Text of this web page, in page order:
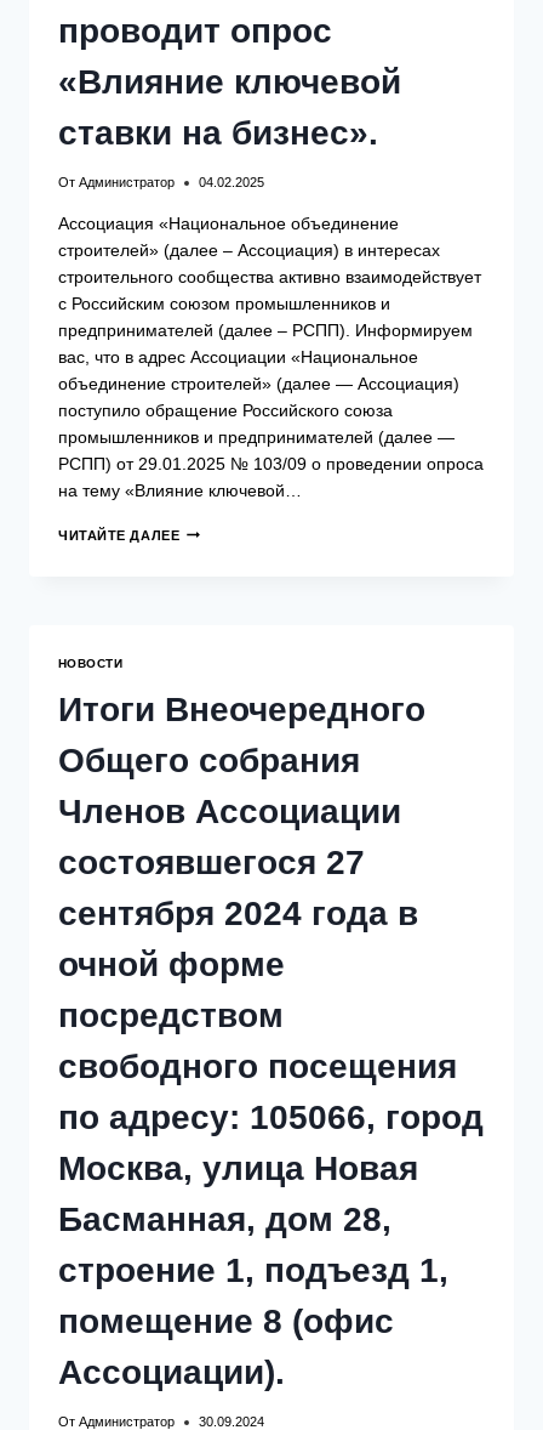
ТРУДОВЫХ
РЕСУРСОВ.
проводит опрос
«Влияние ключевой
ставки на бизнес».
От Администратор 04.02.2025
Ассоциация «Национальное объединение
строителей» (далее – Ассоциация) в интересах
строительного сообщества активно взаимодействует
с Российским союзом промышленников и
предпринимателей (далее – РСПП). Информируем
вас, что в адрес Ассоциации «Национальное
объединение строителей» (далее — Ассоциация)
поступило обращение Российского союза
промышленников и предпринимателей (далее —
РСПП) от 29.01.2025 № 103/09 о проведении опроса
на тему «Влияние ключевой…
ЧИТАЙТЕ ДАЛЕЕРОССИЙСКИЙ
СТАВКИ
БИЗНЕС».
НОВОСТИ
Итоги Внеочередного
Общего собрания
Членов Ассоциации
состоявшегося 27
сентября 2024 года в
очной форме
посредством
свободного посещения
по адресу: 105066, город
Москва, улица Новая
Басманная, дом 28,
строение 1, подъезд 1,
помещение 8 (офис
Ассоциации).
От Администратор 30.09.2024